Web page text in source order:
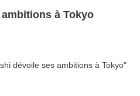
à Tokyo